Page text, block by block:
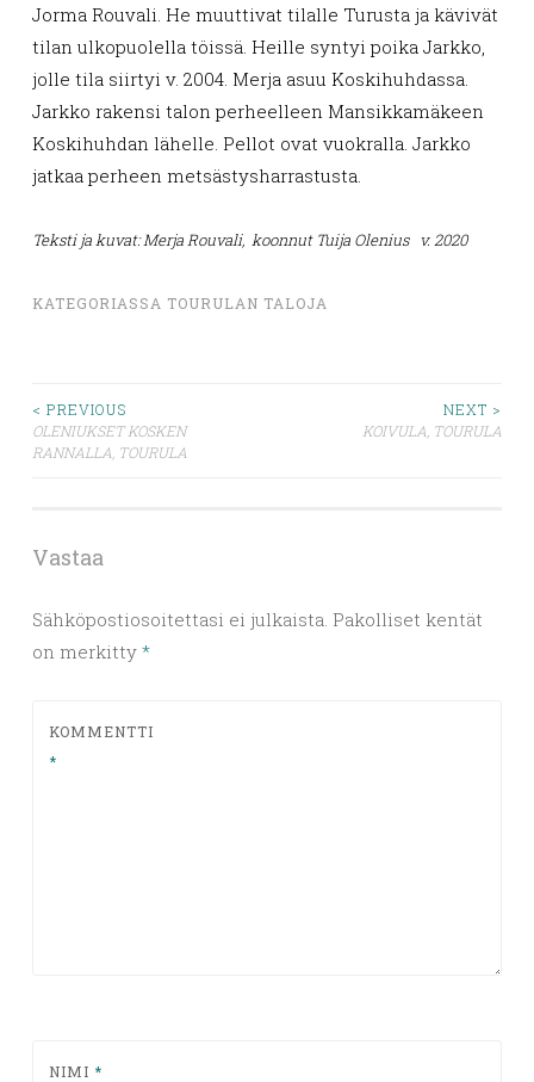
Jorma Rouvali. He muuttivat tilalle Turusta ja kävivät
tilan ulkopuolella töissä. Heille syntyi poika Jarkko,
jolle tila siirtyi v. 2004. Merja asuu Koskihuhdassa.
Jarkko rakensi talon perheelleen Mansikkamäkeen
Koskihuhdan lähelle. Pellot ovat vuokralla. Jarkko
jatkaa perheen metsästysharrastusta.
Teksti ja kuvat: Merja Rouvali, koonnut Tuija Olenius v. 2020
KATEGORIASSA TOURULAN TALOJA
Artikkelien
selaus
< PREVIOUS
OLENIUKSET KOSKEN
RANNALLA, TOURULA
NEXT >
KOIVULA, TOURULA
Vastaa
Sähköpostiosoitettasi ei julkaista. Pakolliset kentät
on merkitty *
KOMMENTTI
*
NIMI *